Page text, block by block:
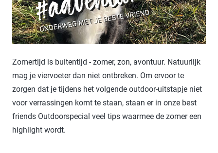
Zomertijd is buitentijd - zomer, zon, avontuur. Natuurlijk
mag je viervoeter dan niet ontbreken. Om ervoor te
zorgen dat je tijdens het volgende outdoor-uitstapje niet
voor verrassingen komt te staan, staan er in onze best
friends Outdoorspecial veel tips waarmee de zomer een
highlight wordt.